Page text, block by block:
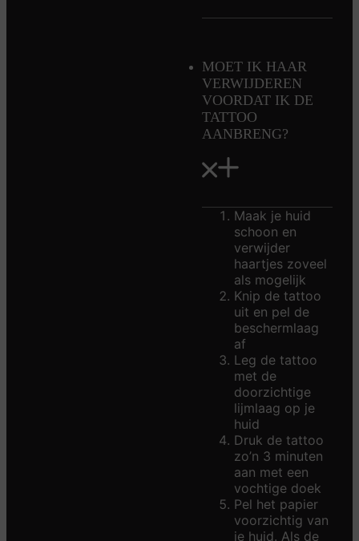
MOET IK HAAR
VERWIJDEREN
VOORDAT IK DE
TATTOO
AANBRENG?
Maak je huid
schoon en
verwijder
haartjes zoveel
als mogelijk
Knip de tattoo
uit en pel de
beschermlaag
af
Leg de tattoo
met de
doorzichtige
lijmlaag op je
huid
Druk de tattoo
zo’n 3 minuten
aan met een
vochtige doek
Pel het papier
voorzichtig van
je huid. Als de